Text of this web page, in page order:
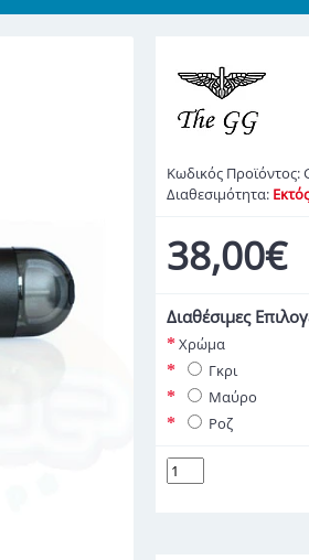
Κωδικός Προϊόντος:
Διαθεσιμότητα:
38,00€
Διαθέσιμες
Χρώμα
Γκρι
Μαύρο
Ροζ